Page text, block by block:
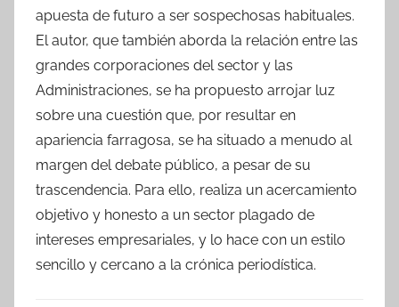
apuesta de futuro a ser sospechosas habituales.
El autor, que también aborda la relación entre las
grandes corporaciones del sector y las
Administraciones, se ha propuesto arrojar luz
sobre una cuestión que, por resultar en
apariencia farragosa, se ha situado a menudo al
margen del debate público, a pesar de su
trascendencia. Para ello, realiza un acercamiento
objetivo y honesto a un sector plagado de
intereses empresariales, y lo hace con un estilo
sencillo y cercano a la crónica periodística.